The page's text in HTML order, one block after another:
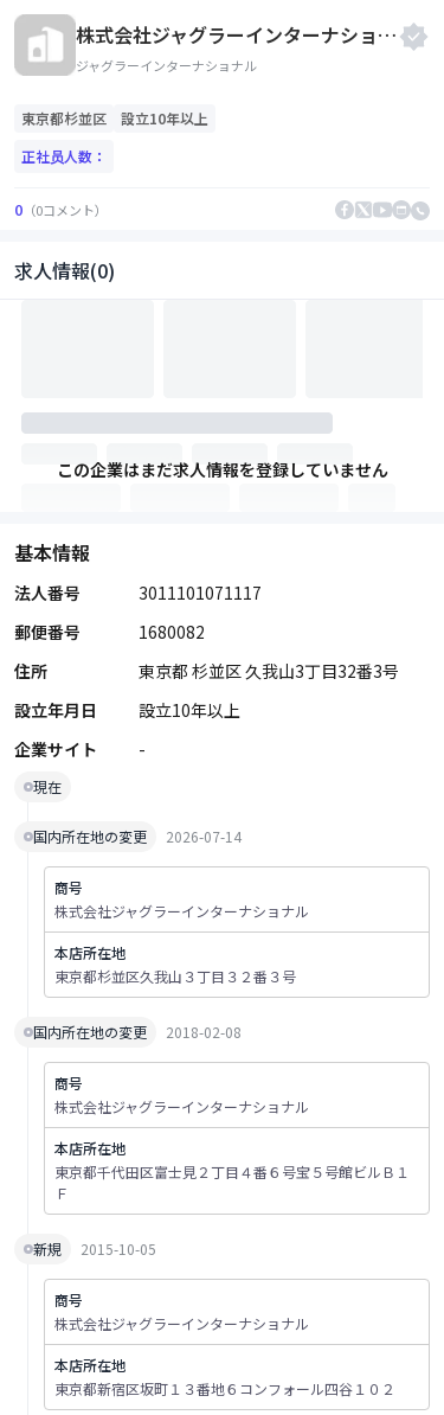
株式会社ジャグラーインターナショナル
ジャグラーインターナショナル
東京都杉並区
設立10年以上
正社员人数：
0 （0コメント）
求人情報(0)
この企業はまだ求人情報を登録していません
基本情報
法人番号
3011101071117
郵便番号
1680082
住所
東京都 杉並区 久我山3丁目32番3号
設立年月日
設立10年以上
企業サイト
-
現在
国内所在地の変更 2026-07-14
商号
株式会社ジャグラーインターナショナル
本店所在地
東京都杉並区久我山３丁目３２番３号
国内所在地の変更 2018-02-08
商号
株式会社ジャグラーインターナショナル
本店所在地
東京都千代田区富士見２丁目４番６号宝５号館ビルＢ１
Ｆ
新規 2015-10-05
商号
株式会社ジャグラーインターナショナル
本店所在地
東京都新宿区坂町１３番地６コンフォール四谷１０２